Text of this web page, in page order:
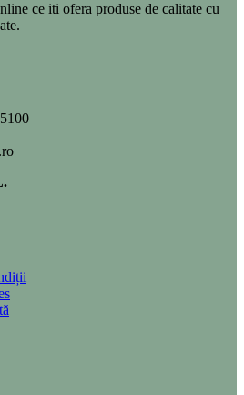
ce iti ofera produse de calitate cu